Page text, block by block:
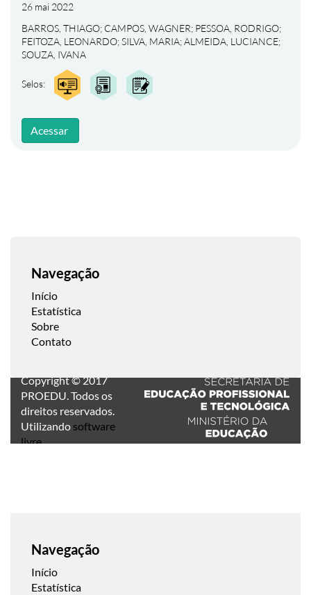
26 mai 2022
BARROS, THIAGO; CAMPOS, WAGNER; PESSOA, RODRIGO;
FEITOZA, LEONARDO;SILVA, MARIA;ALMEIDA, LUCIANCE;
SOUZA, IVANA
Selos:
Acessar
Navegação
Início
Estatística
Sobre
Contato
Copyright © 2017
PROEDU. Todos os
direitos reservados.
Utilizando software
livre.
Navegação
Início
Estatística